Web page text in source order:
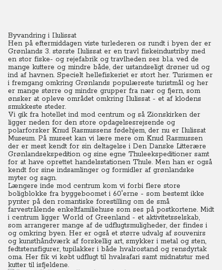
Byvandring i Ilulissat
Hen på eftermiddagen viste turlederen os rundt i byen der er
Grønlands 3. største Ilulissat er en travl fiskeindustriby med
en stor fiske- og rejefabrik og travlheden ses bl.a. ved de
mange kuttere og mindre både, der ustandseligt drøner ud og
ind af havnen. Specielt hellefiskeriet er stort her. Turismen er
i fremgang omkring Grønlands populæreste turistmål og her
er mange større og mindre grupper fra nær og fjern, som
ønsker at opleve området omkring Ilulissat - et af klodens
smukkeste steder.
Vi gik fra hotellet ind mod centrum og så Zionskirken der
ligger neden for den store opdagelsesrejsende og
polarforsker Knud Rasmussens fødehjem, der nu er Ilulissat
Museum. På museet kan vi lære mere om Knud Rasmussen
der er mest kendt for sin deltagelse i Den Danske Litterære
Grønlandsekspedition og sine egne Thuleekspeditioner samt
for at have oprettet handelsstationen Thule. Men han er også
kendt for sine indsamlinger og formidler af grønlandske
myter og sagn.
Længere inde mod centrum kom vi forbi flere store
boligblokke fra byggeboomet i 60'erne - som bestemt ikke
pynter på den romantiske forestilling om de små
farvestrålende enkeltfamiliehuse som ses på postkortene. Midt
i centrum ligger World of Greenland - et aktivitetsselskab,
som arrangerer mange af de udflugtsmuligheder, der findes i
og omkring byen. Her er også et større udvalg af souvenirs
og kunsthåndværk af forskellig art, smykker i metal og sten,
fedtstensfigurer, tupilakker i både hvalrostand og rensdyrtak
oma. Her fik vi købt udflugt til hvalsafari samt midnatstur med
kutter til isfjeldene.